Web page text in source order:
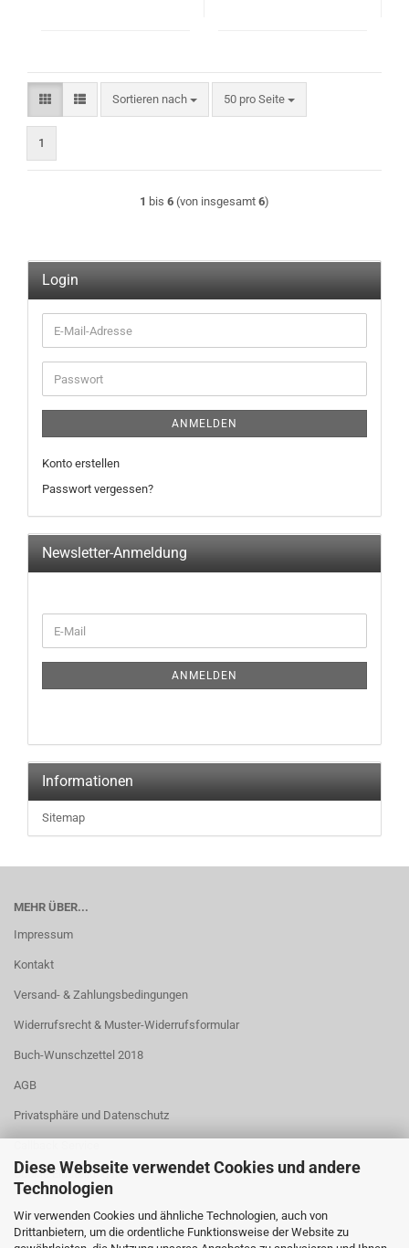
Diese Webseite verwendet Cookies und andere
Technologien
Wir verwenden Cookies und ähnliche Technologien, auch von
Drittanbietern, um die ordentliche Funktionsweise der Website zu
Sortieren nach
Sortieren nach 50 pro Seite
pro Seite
1
1 bis 6 (von insgesamt 6)
Login
E-
Mail-
Adresse
Passwort
ANMELDEN
Konto erstellen
Passwort vergessen?
Newsletter-Anmeldung
ZUR
E-
Mail
ANMELDEN
Informationen
Sitemap
MEHR ÜBER...
Impressum
Kontakt
Versand- & Zahlungsbedingungen
Widerrufsrecht & Muster-Widerrufsformular
Buch-Wunschzettel 2018
AGB
Privatsphäre und Datenschutz
Cookie Einstellungen